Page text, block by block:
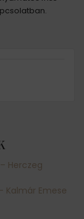
Herczeg
Kalmár Emese